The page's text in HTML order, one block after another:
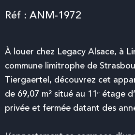
Réf : ANM-1972
À louer chez Legacy Alsace, à
commune limitrophe de
Tiergaertel, découvrez cet
de 69,07 m² situé au 11ᵉ étage
privée et fermée datant des